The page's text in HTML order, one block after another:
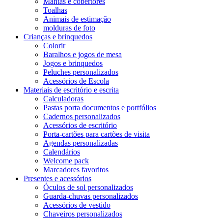
Toalhas
Animais de estimação
molduras de foto
Crianças e brinquedos
Colorir
Baralhos e jogos de mesa
Jogos e brinquedos
Peluches personalizados
Acessórios de Escola
Materiais de escritório e escrita
Calculadoras
Pastas porta documentos e portfólios
Cadernos personalizados
Acessórios de escritório
Porta-cartões para cartões de visita
Agendas personalizadas
Calendários
Welcome pack
Marcadores favoritos
Presentes e acessórios
Óculos de sol personalizados
Guarda-chuvas personalizados
Acessórios de vestido
Chaveiros personalizados